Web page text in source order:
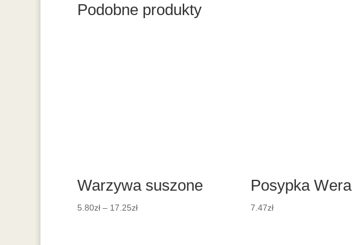
Podobne produkty
Warzywa suszone
5.80zł– 17.25zł
Posypka Wera
7.47zł